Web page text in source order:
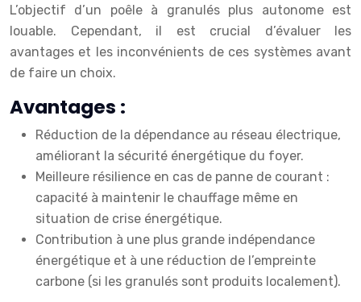
L’objectif d’un poêle à granulés plus autonome est
louable. Cependant, il est crucial d’évaluer les
avantages et les inconvénients de ces systèmes avant
de faire un choix.
Avantages :
Réduction de la dépendance au réseau électrique,
améliorant la sécurité énergétique du foyer.
Meilleure résilience en cas de panne de courant :
capacité à maintenir le chauffage même en
situation de crise énergétique.
Contribution à une plus grande indépendance
énergétique et à une réduction de l’empreinte
carbone (si les granulés sont produits localement).